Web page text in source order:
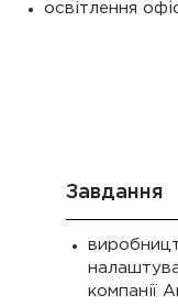
освітлення
Завдання
компанії